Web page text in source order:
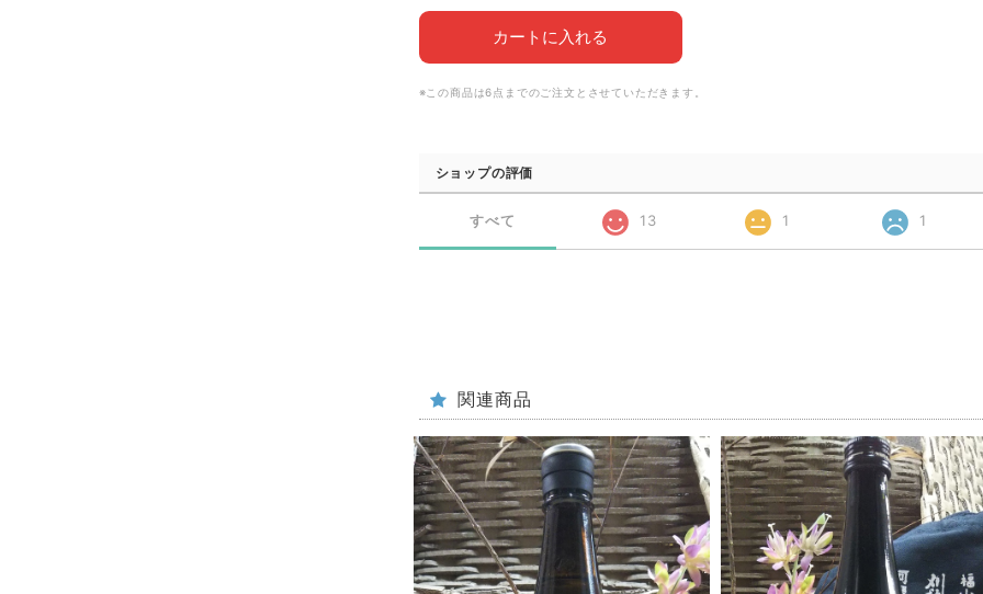
カートに入れる
※この商品は6点までのご注文とさせていただきます。
ショップの評価
すべて 13 1 1
関連商品